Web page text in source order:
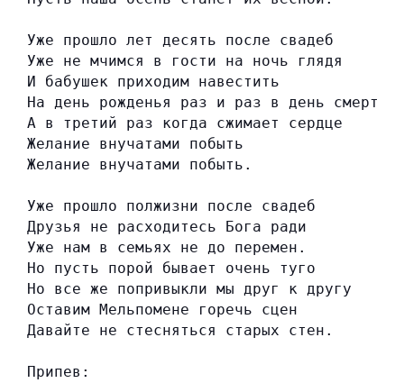
Уже прошло лет десять после свадеб
Уже не мчимся в гости на ночь глядя
И бабушек приходим навестить
На день рожденья раз и раз в день смерти
А в третий раз когда сжимает сердце
Желание внучатами побыть
Желание внучатами побыть.
Уже прошло полжизни после свадеб
Друзья не расходитесь Бога ради
Уже нам в семьях не до перемен.
Но пусть порой бывает очень туго
Но все же попривыкли мы друг к другу
Оставим Мельпомене горечь сцен
Давайте не стесняться старых стен.
Припев: